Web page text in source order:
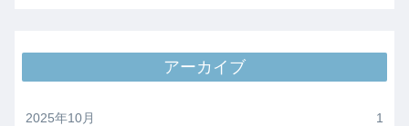
アーカイブ
2025年10月 1